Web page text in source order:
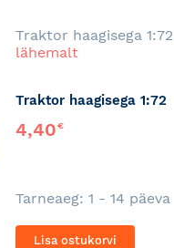
Traktor haagisega 1:72
lähemalt
Traktor haagisega 1:72
4,40€
Tarneaeg: 1 - 14 päeva
Lisa ostukorvi